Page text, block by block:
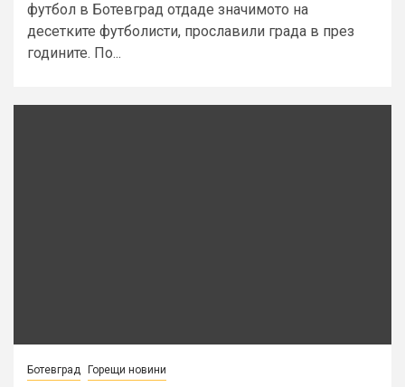
футбол в Ботевград отдаде значимото на
десетките футболисти, прославили града в през
годините. По...
Ботевград Горещи новини